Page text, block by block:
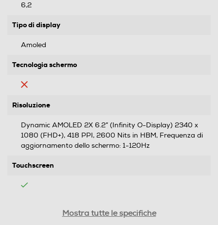
6,2
Tipo di display
Amoled
Tecnologia schermo
Risoluzione
Dynamic AMOLED 2X 6.2” (Infinity O-Display) 2340 x
1080 (FHD+), 418 PPI, 2600 Nits in HBM, Frequenza di
aggiornamento dello schermo: 1-120Hz
Touchscreen
Mostra tutte le specifiche